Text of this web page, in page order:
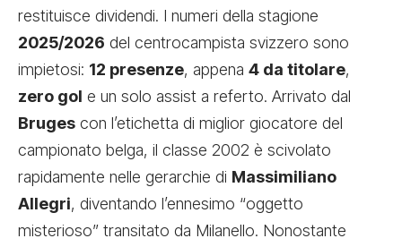
restituisce dividendi. I numeri della stagione
2025/2026 del centrocampista svizzero sono
impietosi: 12 presenze, appena 4 da titolare,
zero gol e un solo assist a referto. Arrivato dal
Bruges con l’etichetta di miglior giocatore del
campionato belga, il classe 2002 è scivolato
rapidamente nelle gerarchie di Massimiliano
Allegri, diventando l’ennesimo “oggetto
misterioso” transitato da Milanello. Nonostante